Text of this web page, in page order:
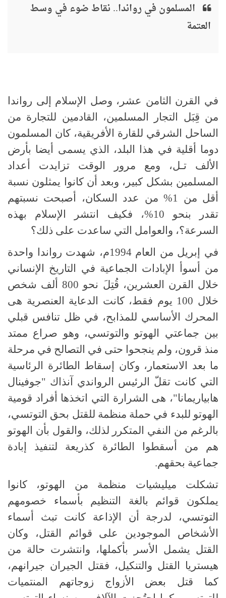
المسلمون في رواندا.. نقاط ضوء في وسط
العتمة
في القرن الثامن عشر، وصل الإسلام إلى رواندا
من قِبَل التجار المسلمين، القادمين للتجارة من
الساحل الشرقي للقارة الأفريقية، كان المسلمون
دوما أقلية في هذا البلد، الذي يسمى أيضا بأرض
الألف تـل، ومع مرور الوقت تزايدت أعداد
المسلمين بشكل كبير، وبعد أن كانوا يمثلون نسبة
أقل من 1% من عدد السكان، أصبحت نسبتهم
تقدر بنحو 10%، فكيف انتشر الإسلام بهذه
السرعة؟، والعوامل التي ساعدت على ذلك؟
في إبريل من العام 1994م، شهدت رواندا واحدة
من أسوأ الإبادات الجماعية في التاريخ الإنساني
خلال القرن العشرين، قُتِلَ نحو 800 ألف شخص
خلال 100 يوم فقط، كانت الدعاية العنصرية هى
المحرك الأساسي للمذابح، في ظل تنافس قبلي
بين جماعتي الهوتو والتوتسي، وهو صراع ممتد
منذ قرون، ولم ينجحوا حتى في التصالح في مرحلة
ما بعد الاستعمار، وكان إسقاط الطائرة الرئاسية
التي كانت تقلّ الرئيس الرواندي آنذاك "جوفينال
هابياريمانا"، هى الشرارة التي اتخذها أفراد قومية
الهوتو للبدء في حملة منظمة للقتل بحق التوتسي،
بالرغم من النفي المتكرر لذلك، والقول بأن الهوتو
هم من أسقطوا الطائرة كذريعة لتنفيذ إبادة
جماعية بحقهم.
تشكلت ميليشيات منظمة من الهوتو، كانوا
يملكون قوائم بالغة التنظيم بأسماء خصومهم
التوتسي، لدرجة أن الإذاعة كانت تبث أسماء
الأشخاص الموجودين على قوائم القتل، وكان
القتل يشمل الأسر بأكملها، وانتشرت حالة من
هيستريا القتل والتنكيل، فقتل الجيران جيرانهم،
كما قتل بعض الأزواج زوجاتهم المنتميات